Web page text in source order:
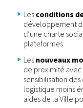
Les conditions
développement
d’une charte
plateformes
Les nouveaux
de proximité
sensibilisation
logistique moins
aides de la Ville